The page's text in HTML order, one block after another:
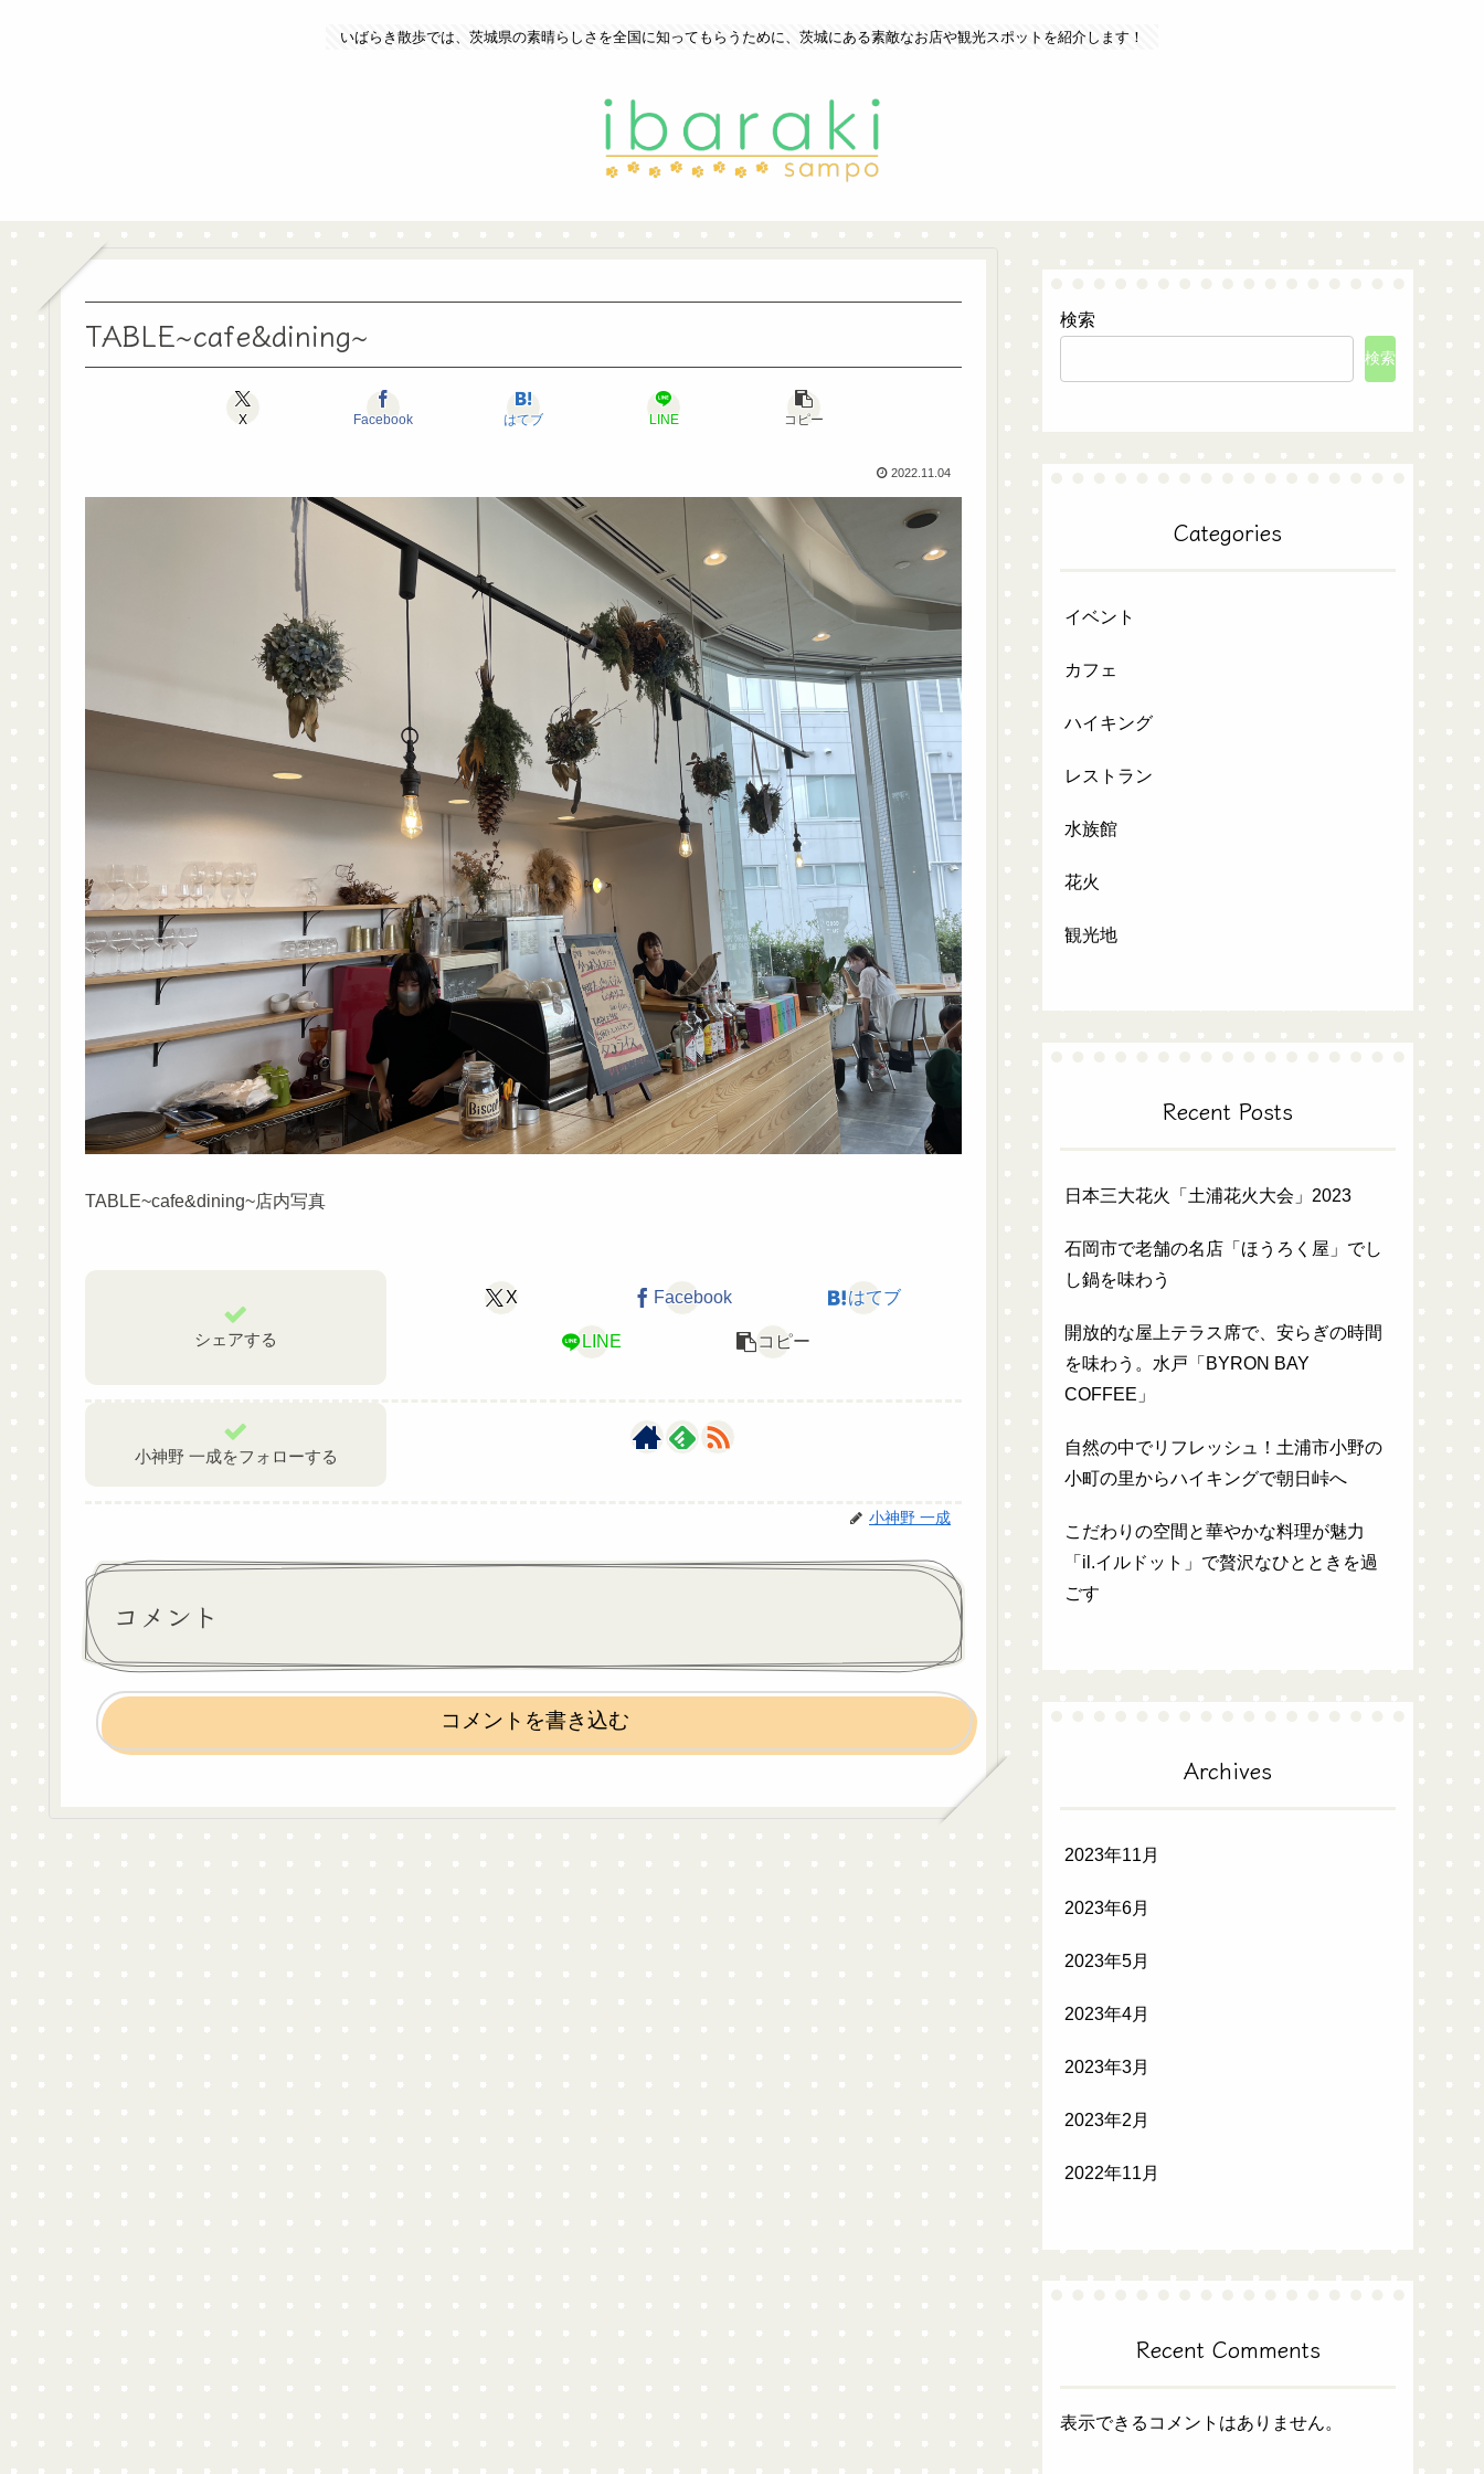
いばらき散歩では、茨城県の素晴らしさを全国に知ってもらうために、茨城にある素敵なお店や観光スポットを紹介します！
TABLE~cafe&dining~
X Facebook はてブ LINE コピー
2022.11.04
TABLE~cafe&dining~店内写真
シェアする
X Facebook はてブ
LINE コピー
小神野 一成をフォローする
小神野 一成
コメント
コメントを書き込む
検索
検索
Categories
イベント
カフェ
ハイキング
レストラン
水族館
花火
観光地
Recent Posts
日本三大花火「土浦花火大会」2023
石岡市で老舗の名店「ほうろく屋」でし
し鍋を味わう
開放的な屋上テラス席で、安らぎの時間
を味わう。水戸「BYRON BAY
COFFEE」
自然の中でリフレッシュ！土浦市小野の
小町の里からハイキングで朝日峠へ
こだわりの空間と華やかな料理が魅力
「il.イルドット」で贅沢なひとときを過
ごす
Archives
2023年11月
2023年6月
2023年5月
2023年4月
2023年3月
2023年2月
2022年11月
Recent Comments
表示できるコメントはありません。